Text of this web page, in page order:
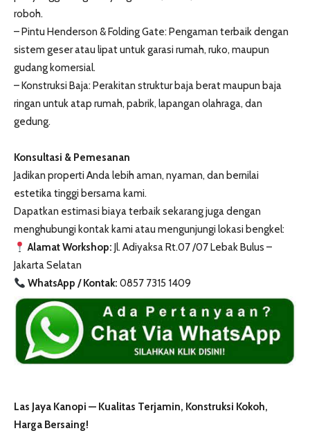
roboh.
– Pintu Henderson & Folding Gate: Pengaman terbaik dengan
sistem geser atau lipat untuk garasi rumah, ruko, maupun
gudang komersial.
– Konstruksi Baja: Perakitan struktur baja berat maupun baja
ringan untuk atap rumah, pabrik, lapangan olahraga, dan
gedung.
Konsultasi & Pemesanan
Jadikan properti Anda lebih aman, nyaman, dan bernilai
estetika tinggi bersama kami.
Dapatkan estimasi biaya terbaik sekarang juga dengan
menghubungi kontak kami atau mengunjungi lokasi bengkel:
Alamat Workshop: Jl. Adiyaksa Rt.07 /07 Lebak Bulus –
Jakarta Selatan
WhatsApp / Kontak: 0857 7315 1409
Las Jaya Kanopi — Kualitas Terjamin, Konstruksi Kokoh,
Harga Bersaing!